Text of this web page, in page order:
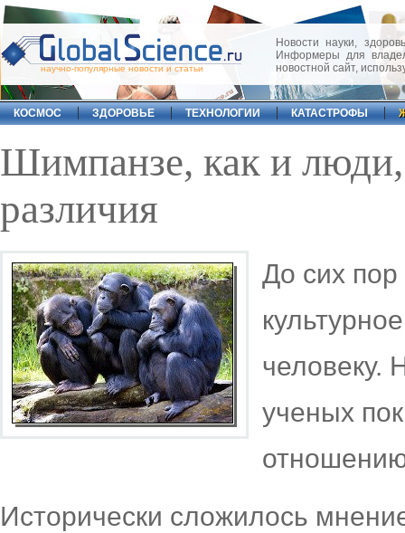
научно-популярные новости и статьи
Новости науки,
Информеры для
новостной сайт,
КОСМОС ЗДОРОВЬЕ ТЕХНОЛОГИИ КАТАСТРОФЫ
Шимпанзе, как и
различия
До сих пор
человеку.
ученых
Исторически сложилось